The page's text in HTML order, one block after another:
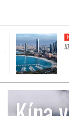
GLOBOTV BP
HÍR3D